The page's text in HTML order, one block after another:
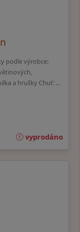
podle výrobce:
a hrušky Chuť: …
vyprodáno